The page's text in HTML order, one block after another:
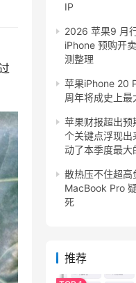
IP
2026 苹果9 月
iPhone 预购开
测整理
苹果iPhone 20
周年将成史上最
苹果财报超出预
个关键点浮现出
动了本季度最大
散热压不住超
MacBook Pro
死
推荐